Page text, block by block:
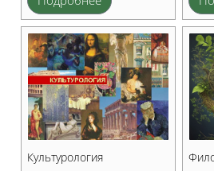
Культурология